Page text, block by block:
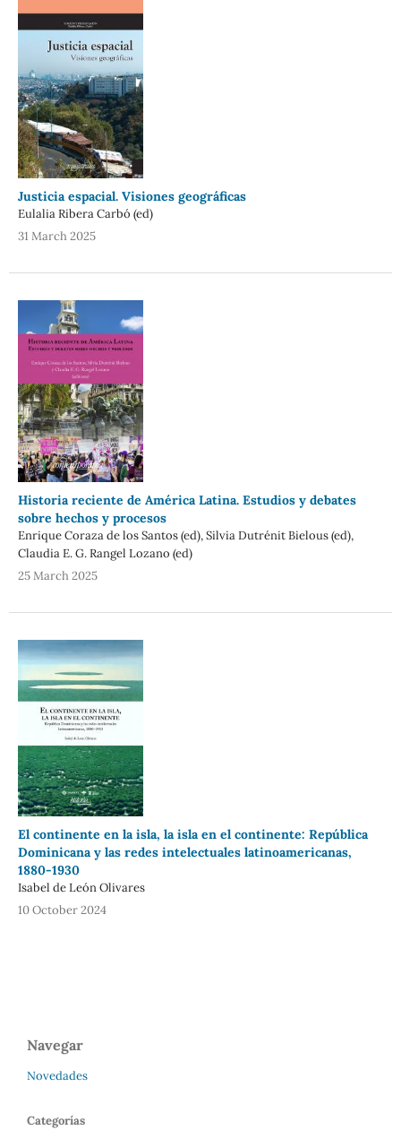
Justicia espacial. Visiones geográficas
Eulalia Ribera Carbó (ed)
31 March 2025
Historia reciente de América Latina. Estudios y debates
sobre hechos y procesos
Enrique Coraza de los Santos (ed), Silvia Dutrénit Bielous (ed),
Claudia E. G. Rangel Lozano (ed)
25 March 2025
El continente en la isla, la isla en el continente: República
Dominicana y las redes intelectuales latinoamericanas,
1880-1930
Isabel de León Olivares
10 October 2024
Navegar
Novedades
Categorías